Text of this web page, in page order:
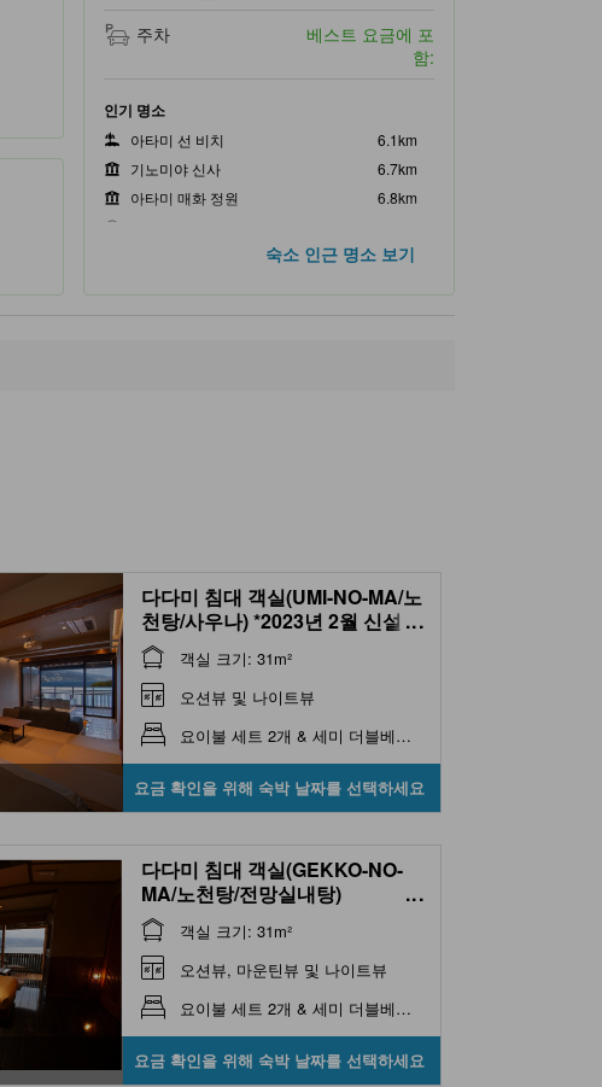
주차
베스트 요금에 포
함:
인기 명소
아타미 선 비치
6.1km
기노미야 신사
6.7km
아타미 매화 정원
6.8km
14.9km
숙소 인근 명소
숙소 인근 명소 보기
다다미 침대 객실(UMI-NO-MA/노
천탕/사우나) *2023년 2월 신설
(Japanese/Western-style
Room with Open-air Bath &
Sauna (Umi-no-Ma Type) *New
as of Feb. 2023 )
...
객실 크기: 31m²
오션뷰 및 나이트뷰
요이불 세트 2개 & 세미 더블베드 2개
요금 확인을 위해 숙박 날짜를 선택하세요
다다미 침대 객실(GEKKO-NO-
MA/노천탕/전망실내탕)
(Japanese/Western-style
Room with Open-air Bath &
Scenic View Indoor Bath
(Gekko-no-Ma Type) )
...
객실 크기: 31m²
오션뷰, 마운틴뷰 및 나이트뷰
요이불 세트 2개 & 세미 더블베드 2개
요금 확인을 위해 숙박 날짜를 선택하세요